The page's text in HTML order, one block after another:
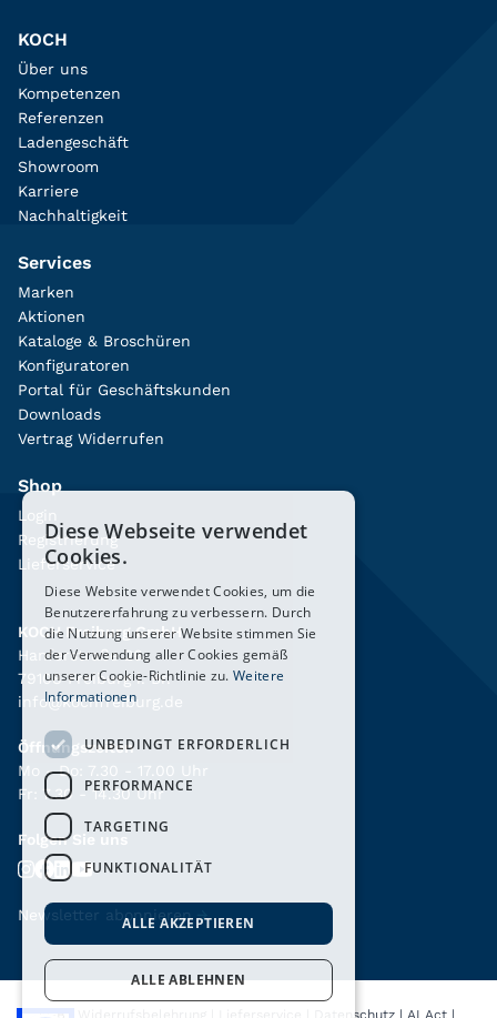
KOCH
Über uns
Kompetenzen
Referenzen
Ladengeschäft
Showroom
Karriere
Nachhaltigkeit
Services
Marken
Aktionen
Kataloge & Broschüren
Konfiguratoren
Portal für Geschäftskunden
Downloads
Vertrag Widerrufen
Shop
Login
Registrierung
Lieferservice
KOCH Freiburg GmbH
Hanferstraße 26
79108 Freiburg i. Br.
info@kochfreiburg.de
Öffnungszeiten
Mo - Do: 7.30 - 17.00 Uhr
Fr: 7.30 - 14.30 Uhr
Folgen Sie uns
Newsletter abonnieren →
AGB| Datenschutz | AI Act |
Diese Webseite verwendet
Cookies.
Diese Website verwendet Cookies, um die
Benutzererfahrung zu verbessern. Durch
die Nutzung unserer Website stimmen Sie
der Verwendung aller Cookies gemäß
unserer Cookie-Richtlinie zu.Weitere
Informationen
UNBEDINGT ERFORDERLICH
PERFORMANCE
TARGETING
FUNKTIONALITÄT
ALLE AKZEPTIEREN
ALLE ABLEHNEN